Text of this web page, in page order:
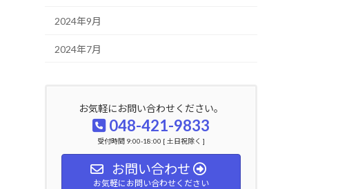
2024年9月
2024年7月
お気軽にお問い合わせください。
048-421-9833
受付時間 9:00-18:00 [ 土日祝除く ]
お問い合わせ
お気軽にお問い合わせください